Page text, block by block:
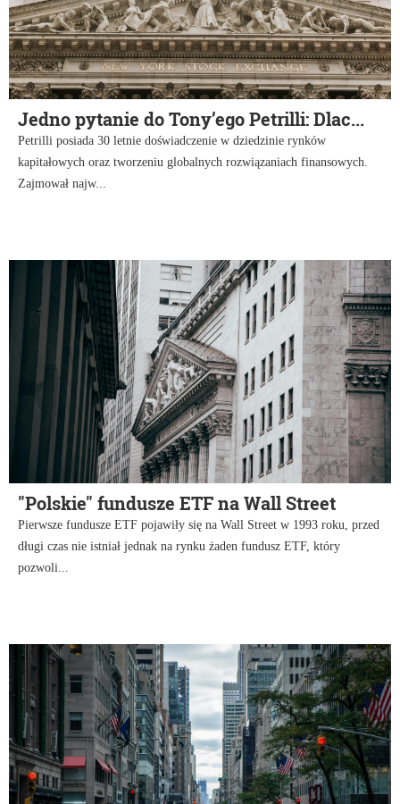
Jedno pytanie do Tony’ego Petrilli: Dlac...
Petrilli posiada 30 letnie doświadczenie w dziedzinie rynków
kapitałowych oraz tworzeniu globalnych rozwiązaniach finansowych.
Zajmował najw...
"Polskie" fundusze ETF na Wall Street
Pierwsze fundusze ETF pojawiły się na Wall Street w 1993 roku, przed
długi czas nie istniał jednak na rynku żaden fundusz ETF, który
pozwoli...